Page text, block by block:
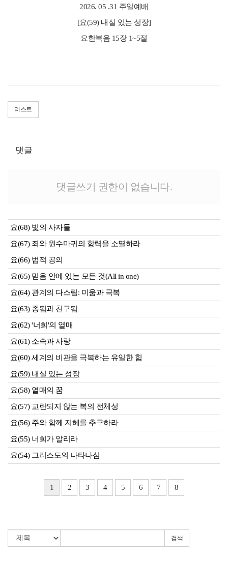
2026. 05 .31 주일예배
[요(59) 내실 있는 성장]
요한복음 15장 1~5절
리스트
댓글
댓글쓰기 권한이 없습니다.
요(68) 빛의 사자들
요(67) 죄와 원수마귀의 항력을 소멸하라
요(66) 법적 공의
요(65) 믿음 안에 있는 모든 것(All in one)
요(64) 관계의 다스림: 미움과 극복
요(63) 종됨과 친구됨
요(62) '너희'의 열매
요(61) 소속과 사랑
요(60) 세계의 비관을 극복하는 유일한 힘
요(59) 내실 있는 성장
요(58) 열매의 꿈
요(57) 교란되지 않는 복의 전체성
요(56) 주와 함께 지혜를 추구하라
요(55) 너희가 알리라
요(54) 그리스도의 나타나심
1 2 3 4 5 6 7 8
검색